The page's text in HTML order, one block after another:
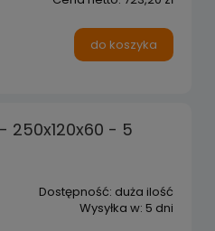
do koszyka
250x120x60 - 5
Dostępność: duża ilość
Wysyłka w: 5 dni